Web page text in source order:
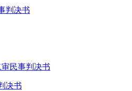
判决书
决书